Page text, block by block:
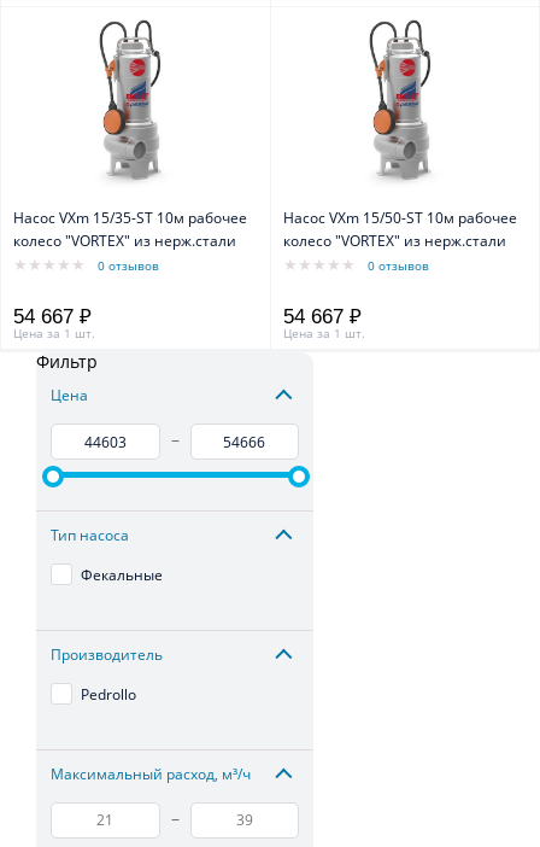
Насос VXm 15/35-ST 10м рабочее
колесо "VORTEX" из нерж.стали
0 отзывов
54 667 ₽
Цена за 1 шт.
Насос VXm 15/50-ST 10м рабочее
колесо "VORTEX" из нерж.стали
0 отзывов
54 667 ₽
Цена за 1 шт.
Фильтр
Цена
–
Тип насоса
Фекальные
Производитель
Pedrollo
Максимальный расход, м³/ч
–